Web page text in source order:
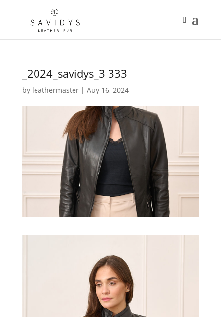
_2024_savidys_3 333
by leathermaster| Αυγ 16, 2024